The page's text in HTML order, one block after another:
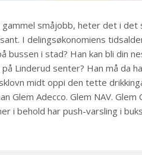
gammel småjobb, heter det i
I delingsøkonomiens
bussen i stad? Han kan bli din
Linderud senter? Han må da
midt oppi den tette
Glem Adecco. Glem NAV. Glem
i behold har push-varsling i